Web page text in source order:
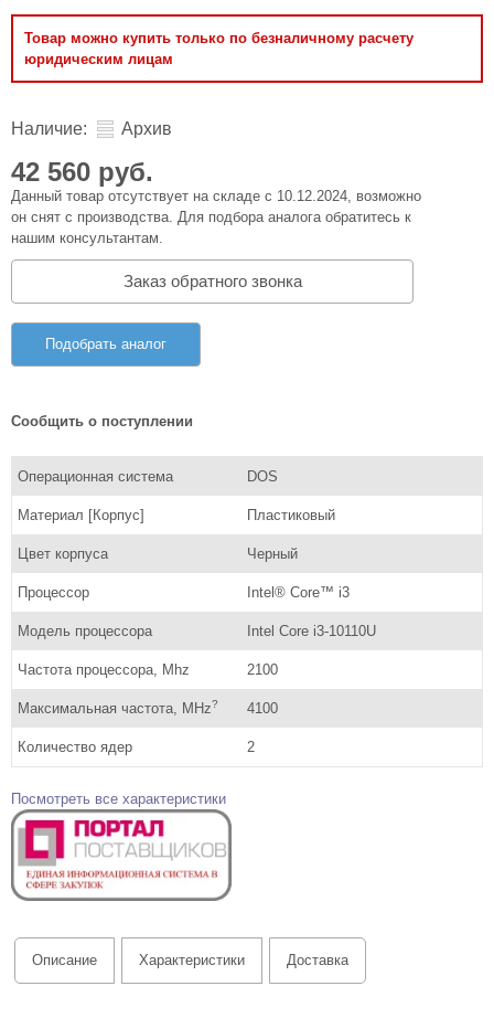
Товар можно купить только по безналичному расчету
юридическим лицам
Наличие: Архив
42 560 руб.
Данный товар отсутствует на складе с 10.12.2024, возможно
он снят с производства. Для подбора аналога обратитесь к
нашим консультантам.
Заказ обратного звонка
Подобрать аналог
Сообщить о поступлении
Операционная система DOS
Материал [Корпус] Пластиковый
Цвет корпуса Черный
Процессор Intel® Core™ i3
Модель процессора Intel Core i3-10110U
Частота процессора, Mhz 2100
Максимальная частота, MHz? 4100
Количество ядер 2
Посмотреть все характеристики
Описание Характеристики Доставка